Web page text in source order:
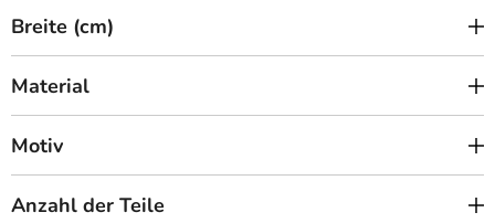
Breite (cm)
Material
Motiv
Anzahl der Teile